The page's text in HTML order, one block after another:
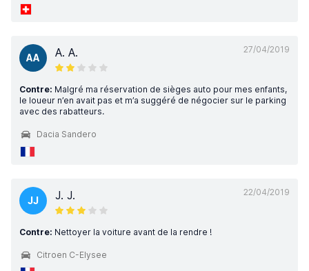
27/04/2019
AA A. A.
Contre: Malgré ma réservation de sièges auto pour mes enfants,
le loueur n’en avait pas et m’a suggéré de négocier sur le parking
avec des rabatteurs.
Dacia Sandero
22/04/2019
JJ J. J.
Contre: Nettoyer la voiture avant de la rendre !
Citroen C-Elysee